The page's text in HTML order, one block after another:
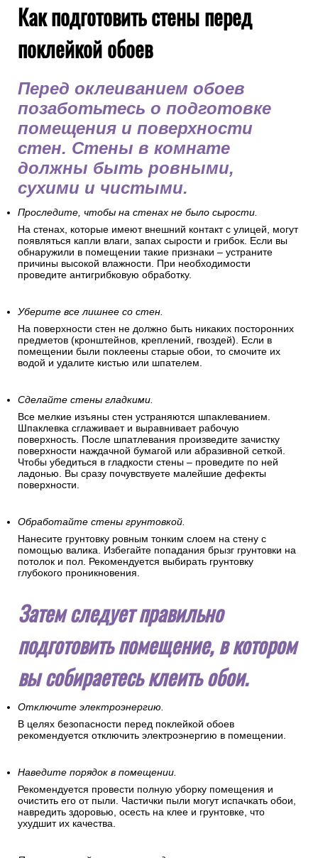
Как подготовить стены перед
поклейкой обоев
Перед оклеиванием обоев
позаботьтесь о подготовке
помещения и поверхности
стен. Стены в комнате
должны быть ровными,
сухими и чистыми.
Проследите, чтобы на стенах не было сырости.
На стенах, которые имеют внешний контакт с улицей, могут
появляться капли влаги, запах сырости и грибок. Если вы
обнаружили в помещении такие признаки – устраните
причины высокой влажности. При необходимости
проведите антигрибковую обработку.
Уберите все лишнее со стен.
На поверхности стен не должно быть никаких посторонних
предметов (кронштейнов, креплений, гвоздей). Если в
помещении были поклеены старые обои, то смочите их
водой и удалите кистью или шпателем.
Сделайте стены гладкими.
Все мелкие изъяны стен устраняются шпаклеванием.
Шпаклевка сглаживает и выравнивает рабочую
поверхность. После шпатлевания произведите зачистку
поверхности наждачной бумагой или абразивной сеткой.
Чтобы убедиться в гладкости стены – проведите по ней
ладонью. Вы сразу почувствуете малейшие дефекты
поверхности.
Обработайте стены грунтовкой.
Нанесите грунтовку ровным тонким слоем на стену с
помощью валика. Избегайте попадания брызг грунтовки на
потолок и пол. Рекомендуется выбирать грунтовку
глубокого проникновения.
Затем следует правильно
подготовить помещение, в котором
вы собираетесь клеить обои.
Отключите электроэнергию.
В целях безопасности перед поклейкой обоев
рекомендуется отключить электроэнергию в помещении.
Наведите порядок в помещении.
Рекомендуется провести полную уборку помещения и
очистить его от пыли. Частички пыли могут испачкать обои,
навредить здоровью, осесть на клее и грунтовке, что
ухудшит их качества.